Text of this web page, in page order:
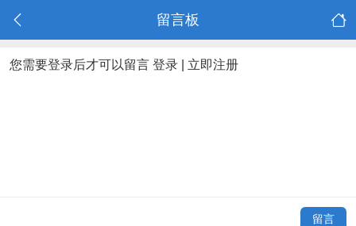
留言板
您需要登录后才可以留言 登录 立即注册
留言